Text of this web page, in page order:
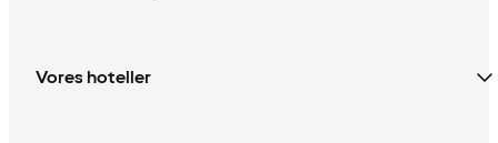
Vores hoteller